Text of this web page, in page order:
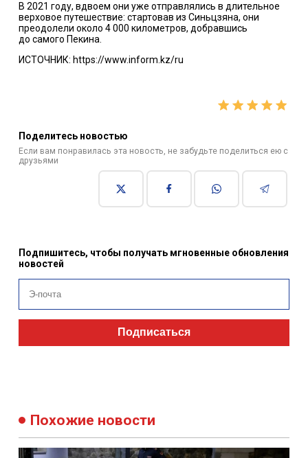
В 2021 году, вдвоем они уже отправлялись в длительное
верховое путешествие: стартовав из Синьцзяна, они
преодолели около 4 000 километров, добравшись
до самого Пекина.
ИСТОЧНИК: https://www.inform.kz/ru
Поделитесь новостью
Если вам понравилась эта новость, не забудьте поделиться ею с
друзьями
Подпишитесь, чтобы получать мгновенные обновления
новостей
Подписаться
Похожие новости